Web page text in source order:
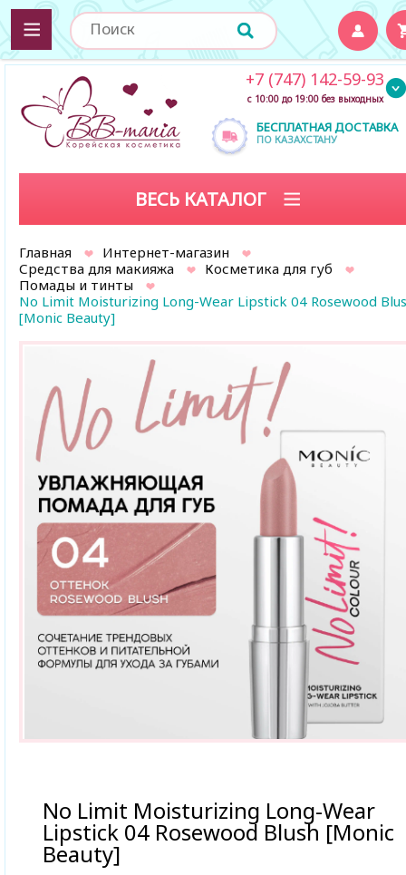
БЕСПЛАТНАЯ ДОСТАВКА
ПО КАЗАХСТАНУ
+7 (747) 142-59-93
с 10:00 до 19:00 без выходных
ВЕСЬ КАТАЛОГ
Главная
Интернет-магазин
Средства для макияжа
Косметика для губ
Помады и тинты
No Limit Moisturizing Long-Wear Lipstick 04 Rosewood
[Monic Beauty]
No Limit Moisturizing Long-Wear
Lipstick 04 Rosewood Blush [Monic
Beauty]